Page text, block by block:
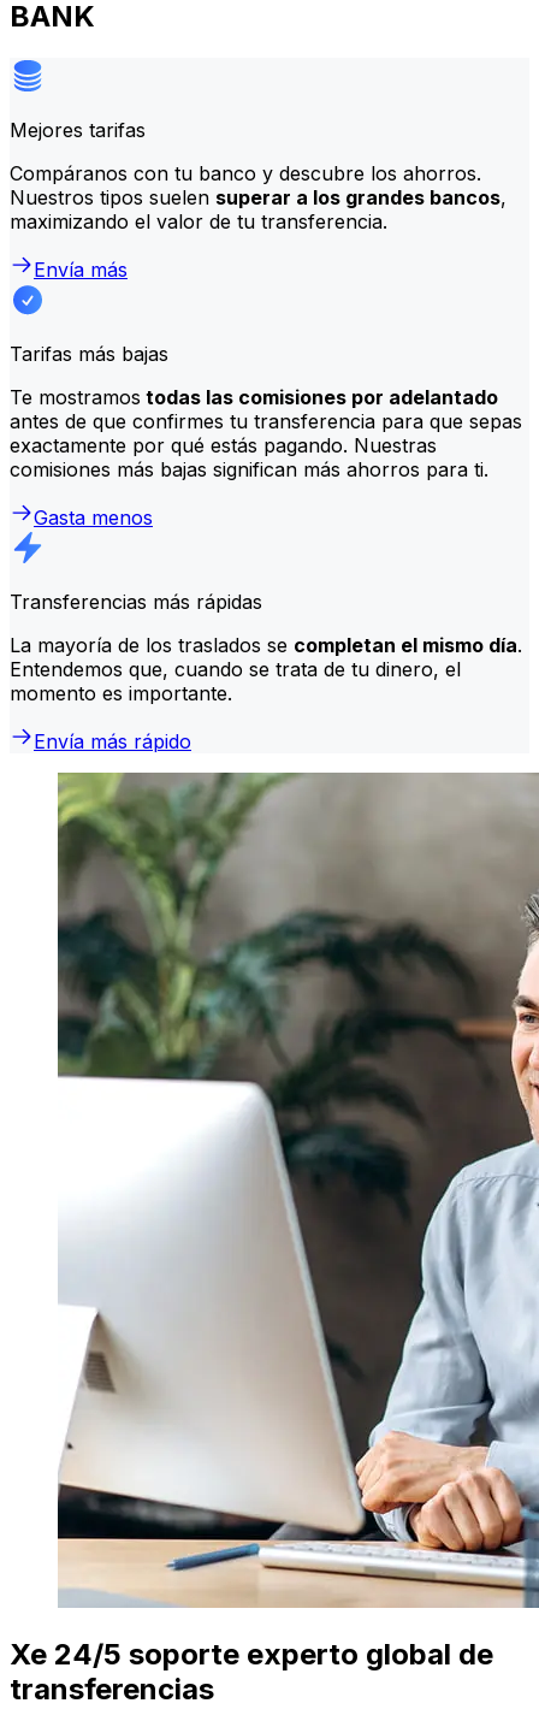
BANK
Mejores tarifas
Compáranos con tu banco y descubre los ahorros.
Nuestros tipos suelen superar a los grandes bancos,
maximizando el valor de tu transferencia.
Envía más
Tarifas más bajas
Te mostramos todas las comisiones por adelantado
antes de que confirmes tu transferencia para que sepas
exactamente por qué estás pagando. Nuestras
comisiones más bajas significan más ahorros para ti.
Gasta menos
Transferencias más rápidas
La mayoría de los traslados se completan el mismo día.
Entendemos que, cuando se trata de tu dinero, el
momento es importante.
Envía más rápido
Xe 24/5 soporte experto global de
transferencias